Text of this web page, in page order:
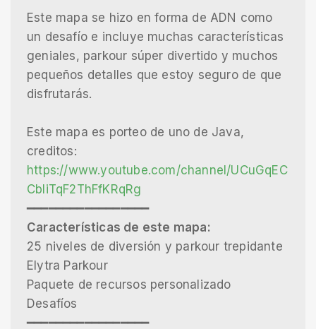
Este mapa se hizo en forma de ADN como
un desafío e incluye muchas características
geniales, parkour súper divertido y muchos
pequeños detalles que estoy seguro de que
disfrutarás.
Este mapa es porteo de uno de Java,
creditos:
https://www.youtube.com/channel/UCuGqEC
CbIiTqF2ThFfKRqRg
━━━━━━━━━━━━━━━━━
Características de este mapa:
25 niveles de diversión y parkour trepidante
Elytra Parkour
Paquete de recursos personalizado
Desafíos
━━━━━━━━━━━━━━━━━